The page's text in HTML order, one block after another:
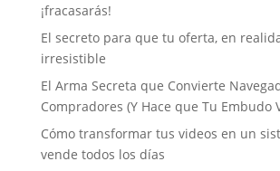
¡fracasarás!
El secreto para que tu oferta, en
irresistible
El Arma Secreta que Convierte
Compradores (Y Hace que Tu Embudo
Cómo transformar tus videos en un
vende todos los días